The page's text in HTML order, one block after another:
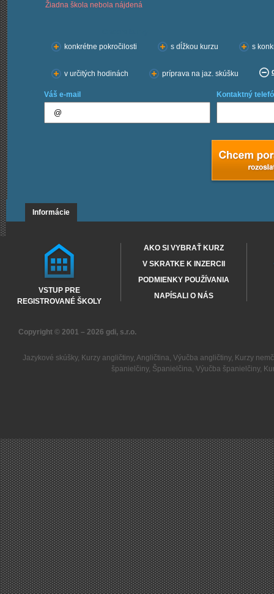
Žiadna škola nebola nájdená
konkrétne pokročilosti
s dĺžkou kurzu s
v určitých hodinách príprava na jaz. skúšku
Váš e-mail Kontaktný
Informácie
VSTUP PRE
REGISTROVANÉ ŠKOLY
AKO SI VYBRAŤ KURZ
V SKRATKE K INZERCII
PODMIENKY POUŽÍVANIA
NAPÍSALI O NÁS
Copyright © 2001 – 2026 gdi, s.r.o.
Jazykové skúšky, Kurzy angličtiny, Angličtina, Výučba angličtiny, Kurzy
španielčiny, Španielčina, Výučba španielčiny,